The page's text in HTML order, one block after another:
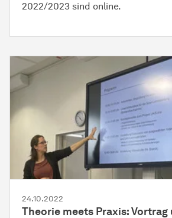
2022/2023 sind online.
24.10.2022
Theorie meets Praxis: Vortrag